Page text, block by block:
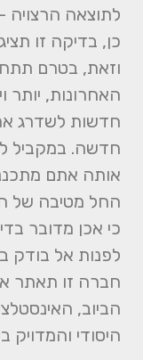
לתוצאה הרצויה
כן, בדיקה זו
וזאת, בטרם
האחרונות, יותר
חדשות לשדרג
חדשה. במקביל
אותה אתם
החל מטיבה של
כי אכן מדובר
לפנות אל בודק
חברה זו תאתר
הביוב,
היסודי והמדויק